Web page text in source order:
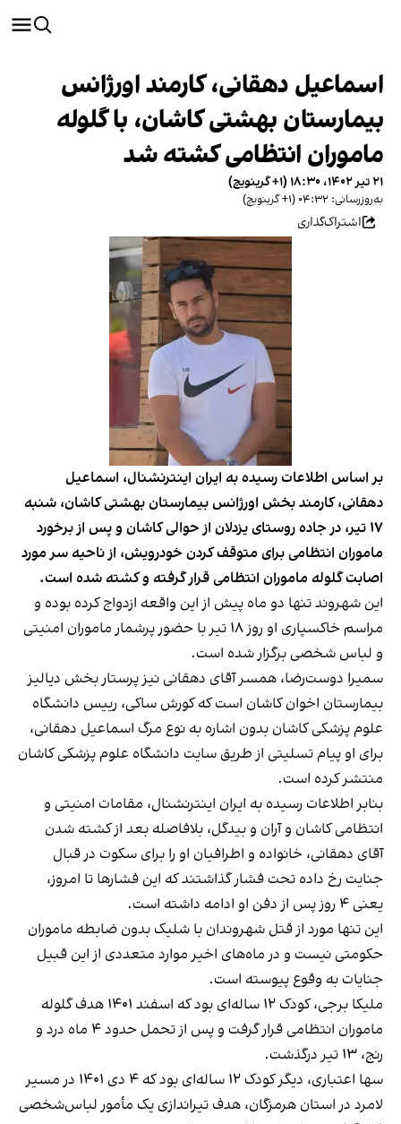
اسماعیل دهقانی، کارمند اورژانس
بیمارستان بهشتی کاشان، با گلوله
ماموران انتظامی کشته شد
۲۱ تیر ۱۴۰۲، ۱۸:۳۰ (‎+۱ گرینویچ)
به‌روزرسانی: ۰۴:۳۲ (‎+۱ گرینویچ)
اشتراک‌گذاری
بر اساس اطلاعات رسیده به ایران اینترنشنال، اسماعیل
دهقانی، کارمند بخش اورژانس بیمارستان بهشتی کاشان، شنبه
۱۷ تیر، در جاده روستای یزدلان از حوالی کاشان و پس از برخورد
ماموران انتظامی برای متوقف کردن خودرویش، از ناحیه سر مورد
اصابت گلوله ماموران انتظامی قرار گرفته و کشته شده است.
این شهروند تنها دو ماه پیش از این واقعه ازدواج کرده بوده و
مراسم خاکسپاری او روز ۱۸ تیر با حضور پرشمار ماموران امنیتی
و لباس شخصی برگزار شده است.
سمیرا دوست‌رضا، همسر آقای دهقانی نیز پرستار بخش دیالیز
بیمارستان اخوان کاشان است که کورش ساکی، رییس دانشگاه
علوم پزشکی کاشان بدون اشاره به نوع مرگ اسماعیل دهقانی،
برای او پیام تسلیتی از طریق سایت دانشگاه علوم پزشکی کاشان
منتشر کرده است.
بنابر اطلاعات رسیده به ایران اینترنشنال، مقامات امنیتی و
انتظامی کاشان و آران و بیدگل، بلافاصله بعد از کشته شدن
آقای دهقانی، خانواده و اطرافیان او را برای سکوت در قبال
جنایت رخ داده تحت فشار گذاشتند که این فشارها تا امروز،
یعنی ۴ روز پس از دفن او ادامه داشته است.
این تنها مورد از قتل شهروندان با شلیک بدون ضابطه ماموران
حکومتی نیست و در ماه‌های اخیر موارد متعددی از این قبیل
جنایات به وقوع پیوسته است.
ملیکا برجی، کودک ۱۲ ساله‌ای بود که اسفند ۱۴۰۱ هدف گلوله
ماموران انتظامی قرار گرفت و پس از تحمل حدود ۴ ماه درد و
رنج، ۱۳ تیر درگذشت.
سها اعتباری، دیگر کودک ۱۲ ساله‌ای بود که ۴ دی ۱۴۰۱ در مسیر
لامرد در استان هرمزگان، هدف تیراندازی یک مأمور لباس‌شخصی